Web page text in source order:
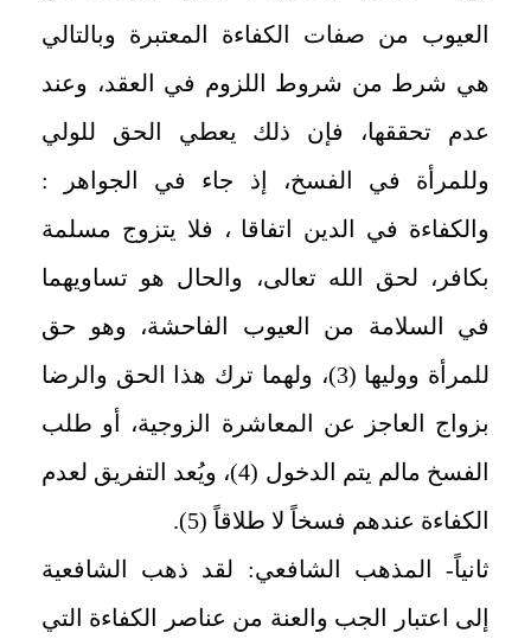
العيوب من صفات الكفاءة المعتبرة وبالتالي
هي شرط من شروط اللزوم في العقد، وعند
عدم تحققها، فإن ذلك يعطي الحق للولي
وللمرأة في الفسخ، إذ جاء في الجواهر :
والكفاءة في الدين اتفاقا ، فلا يتزوج مسلمة
بكافر، لحق الله تعالى، والحال هو تساويهما
في السلامة من العيوب الفاحشة، وهو حق
للمرأة ووليها (3)، ولهما ترك هذا الحق والرضا
بزواج العاجز عن المعاشرة الزوجية، أو طلب
الفسخ مالم يتم الدخول (4)، ويُعد التفريق لعدم
الكفاءة عندهم فسخاً لا طلاقاً (5).
ثانياً- المذهب الشافعي: لقد ذهب الشافعية
إلى اعتبار الجب والعنة من عناصر الكفاءة التي